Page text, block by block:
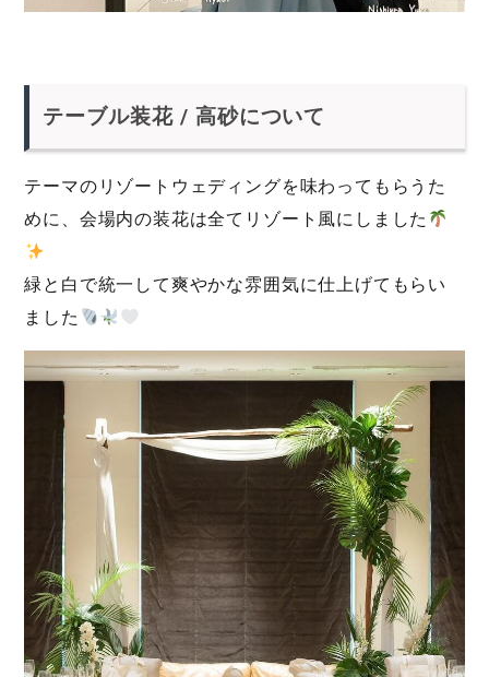
テーブル装花 / 高砂について
テーマのリゾートウェディングを味わってもらうた
めに、会場内の装花は全てリゾート風にしました
緑と白で統一して爽やかな雰囲気に仕上げてもらい
ました